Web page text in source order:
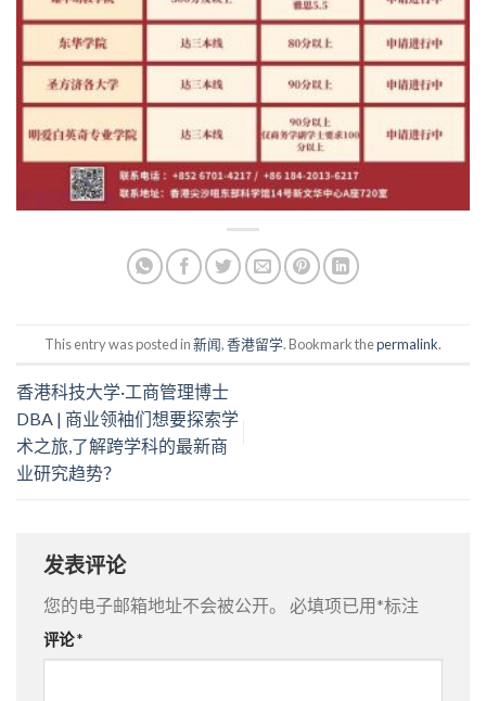
This entry was posted in新闻,香港留学. Bookmark thepermalink.
香港科技大学·工商管理博士
DBA | 商业领袖们想要探索学
术之旅,了解跨学科的最新商
业研究趋势？
发表评论
您的电子邮箱地址不会被公开。 必填项已用 *标注
评论*